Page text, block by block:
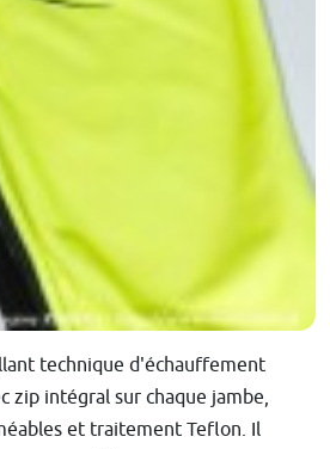
technique d'échauffement
zip intégral sur chaque jambe,
et traitement Teflon. Il